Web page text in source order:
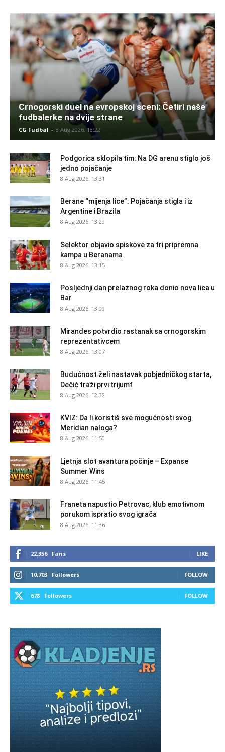
Crnogorski duel na evropskoj sceni: Četiri naše
fudbalerke na dvije strane
CG Fudbal - 8 Aug 2026. 18:22
Podgorica sklopila tim: Na DG arenu stiglo još
jedno pojačanje
8 Aug 2026. 13:31
Berane “mijenja lice”: Pojačanja stigla i iz
Argentine i Brazila
8 Aug 2026. 13:29
Selektor objavio spiskove za tri pripremna
kampa u Beranama
8 Aug 2026. 13:15
Posljednji dan prelaznog roka donio nova lica u
Bar
8 Aug 2026. 13:09
Mirandes potvrdio rastanak sa crnogorskim
reprezentativcem
8 Aug 2026. 13:07
Budućnost želi nastavak pobjedničkog starta,
Dečić traži prvi trijumf
8 Aug 2026. 12:32
KVIZ: Da li koristiš sve mogućnosti svog
Meridian naloga?
8 Aug 2026. 11:50
Ljetnja slot avantura počinje – Expanse
Summer Wins
8 Aug 2026. 11:45
Franeta napustio Petrovac, klub emotivnom
porukom ispratio svog igrača
8 Aug 2026. 11:36
22,356 Fans LIKE
10,703 Followers FOLLOW
678 Followers FOLLOW